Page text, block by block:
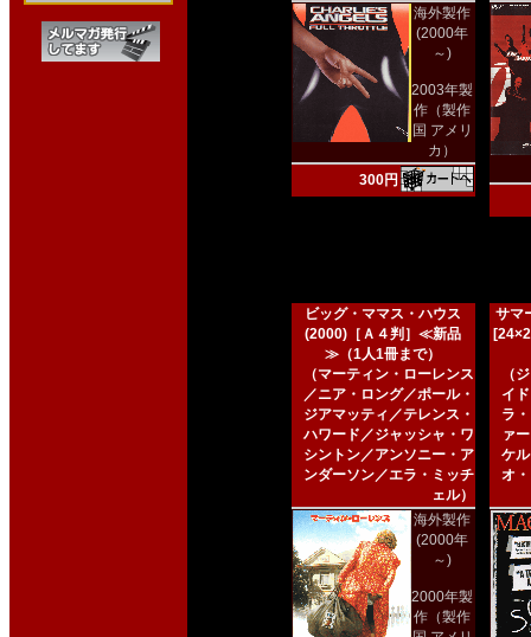
海外製作
(2000年
～)
2003年製
作（製作
国 アメリ
カ）
300円
ビッグ・ママス・ハウス
(2000)［Ａ４判］≪新品
≫（1人1冊まで）
（マーティン・ローレンス
／ニア・ロング／ポール・
ジアマッティ／テレンス・
ハワード／ジャッシャ・ワ
シントン／アンソニー・ア
ンダーソン／エラ・ミッチ
ェル）
海外製作
(2000年
～)
2000年製
作（製作
サマ
（
イ
ラ
ァ
ケ
オ